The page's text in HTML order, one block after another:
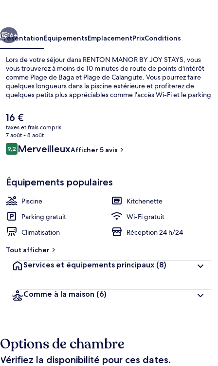
STAYS
Suivant
16+
PrésentationÉquipementsEmplacementPrixConditions
Lors de votre séjour dans RENTON MANOR BY JOY STAYS, vous
vous trouverez à moins de 10 minutes de route de points d'intérêt
comme Plage de Baga et Plage de Calangute. Vous pourrez faire
quelques longueurs dans la piscine extérieure et profiterez de
quelques petits plus appréciables comme l'accès Wi-Fi et le parking
sont inclus dans l'ensemble des appartements et vous bénéficierez
de quelques petits plus sympas comme une télévision LED et un
service d'étage.
Le
prix
actuel
est
de
16 €
taxes et frais compris
7 août - 8 août
Avis
voyageurs
9,29,2 sur 10
MerveilleuxAfficher 5 avis
Équipements populaires
Piscine
Kitchenette
Parking gratuit
Wi-Fi gratuit
Climatisation
Réception 24 h/24
Tout afficher
Services et équipements principaux (8)
Comme à la maison (6)
Options de chambre
Vérifiez la disponibilité pour ces dates.